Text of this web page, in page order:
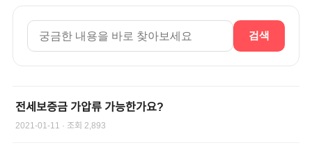
검색
전세보증금 가압류 가능한가요?
2021-01-11 · 조회 2,893